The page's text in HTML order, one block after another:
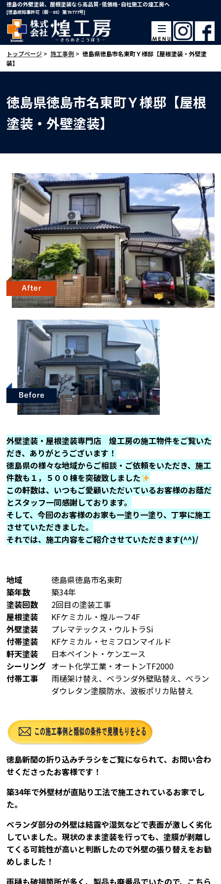
徳島の外壁塗装、屋根塗装なら高品質･低価格･自社施工の煌工房へ
[徳島県知事許可（般―05）第70777号]
トップページ > 施工事例 > 徳島県徳島市名東町Ｙ様邸【屋根塗装・外壁塗
装】
徳島県徳島市名東町Ｙ様邸【屋根
塗装・外壁塗装】
外壁塗装・屋根塗装専門店 煌工房の施工物件をご覧いた
だき、ありがとうございます！
徳島県の様々な地域からご相談・ご依頼をいただき、施工
件数も１，５００棟を突破致しました
この軒数は、いつもご愛顧いただいているお客様のお蔭だ
とスタッフ一同感謝しております。
そして、今回のお客様のお家も一塗り一塗り、丁寧に施工
させていただきました。
それでは、施工内容をご紹介させていただきます(^^)/
地域
徳島県徳島市名東町
築年数
築34年
塗装回数
2回目の塗装工事
屋根塗装
KFケミカル・煌ルーフ4F
外壁塗装
プレマテックス・ウルトラSi
付帯塗装
KFケミカル・セミフロンマイルド
軒天塗装
日本ペイント・ケンエース
シーリング オート化学工業・オートンTF2000
付帯工事
雨樋架け替え、ベランダ外壁貼替え、ベラン
ダウレタン塗膜防水、波板ポリカ貼替え
徳島新聞の折り込みチラシをご覧になられて、お問い合わ
せくださったお客様です！
築34年で外壁材が直貼り工法で施工されているお家でし
た。
ベランダ部分の外壁は結露や湿気などで表面が激しく劣化
していました。現状のまま塗装を行っても、塗膜が剥離し
てくる可能性が高いと判断したので外壁の張り替えをお勧
めしました！
雨樋も破損箇所が多く、製品も廃番品でいたので、こちら